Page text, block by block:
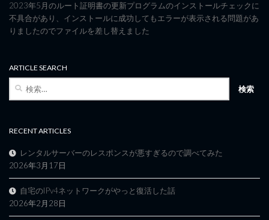
2023年5月のルート証明書の更新プログラムのインストールチェックに
不具合があり、インストールに成功してもエラーが表示される問題があ
りましたのでファイルを差し替えました
ARTICLE SEARCH
RECENT ARTICLES
レンタルサーバーのレスポンスが悪すぎるので調べてみた
2026年3月17日
自宅のIPv4ネットワークがやっと復活した話
2026年2月28日